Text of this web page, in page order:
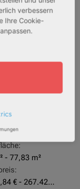
- 77,83 m²
251.336,84 € - 267.420,00 €
verbessern
Ihre Cookie-